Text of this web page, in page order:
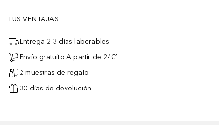
TUS VENTAJAS
Entrega 2-3 días laborables
Envío gratuito A partir de 24€³
2 muestras de regalo
30 días de devolución